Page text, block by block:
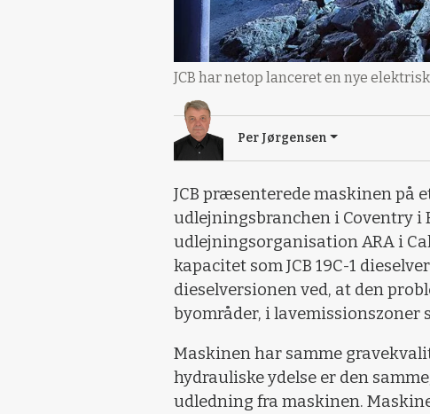
JCB har netop lanceret en nye
Per Jørgensen
JCB præsenterede maskinen på
udlejningsbranchen i Coventry i
udlejningsorganisation ARA i
kapacitet som JCB 19C-1
dieselversionen ved, at den
byområder, i lavemissionszoner
Maskinen har samme
hydrauliske ydelse er den
udledning fra maskinen.